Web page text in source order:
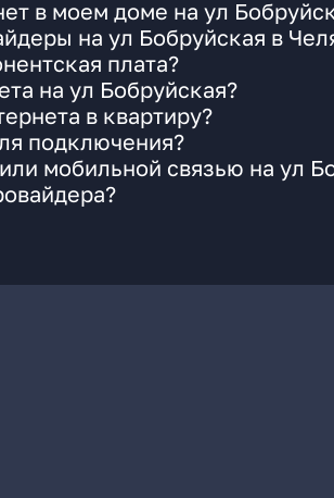
в моем доме на ул
на ул Бобруйская в
плата?
на ул Бобруйская?
в квартиру?
подключения?
мобильной связью на ул